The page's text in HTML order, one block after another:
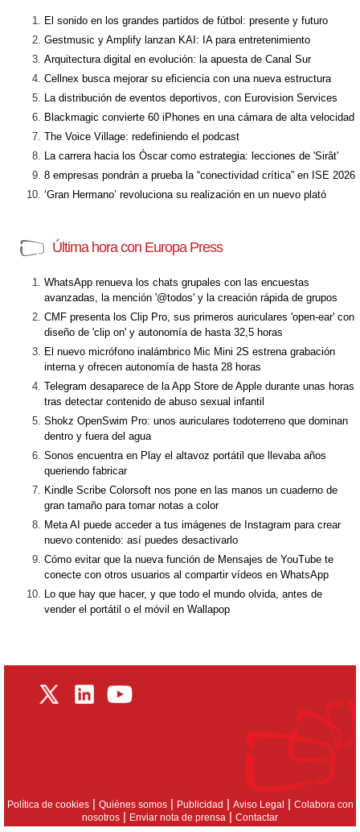
El sonido en los grandes partidos de fútbol: presente y futuro
Gestmusic y Amplify lanzan KAI: IA para entretenimiento
Arquitectura digital en evolución: la apuesta de Canal Sur
Cellnex busca mejorar su eficiencia con una nueva estructura
La distribución de eventos deportivos, con Eurovision Services
Blackmagic convierte 60 iPhones en una cámara de alta velocidad
The Voice Village: redefiniendo el podcast
La carrera hacia los Óscar como estrategia: lecciones de 'Sirât'
8 empresas pondrán a prueba la “conectividad crítica” en ISE 2026
‘Gran Hermano’ revoluciona su realización en un nuevo plató
Última hora con Europa Press
WhatsApp renueva los chats grupales con las encuestas
avanzadas, la mención '@todos' y la creación rápida de grupos
CMF presenta los Clip Pro, sus primeros auriculares 'open-ear' con
diseño de 'clip on' y autonomía de hasta 32,5 horas
El nuevo micrófono inalámbrico Mic Mini 2S estrena grabación
interna y ofrecen autonomía de hasta 28 horas
Telegram desaparece de la App Store de Apple durante unas horas
tras detectar contenido de abuso sexual infantil
Shokz OpenSwim Pro: unos auriculares todoterreno que dominan
dentro y fuera del agua
Sonos encuentra en Play el altavoz portátil que llevaba años
queriendo fabricar
Kindle Scribe Colorsoft nos pone en las manos un cuaderno de
gran tamaño para tomar notas a color
Meta AI puede acceder a tus imágenes de Instagram para crear
nuevo contenido: así puedes desactivarlo
Cómo evitar que la nueva función de Mensajes de YouTube te
conecte con otros usuarios al compartir vídeos en WhatsApp
Lo que hay que hacer, y que todo el mundo olvida, antes de
vender el portátil o el móvil en Wallapop
Política de cookies| Quiénes somos| Publicidad | Aviso Legal | Colabora con
nosotros | Enviar nota de prensa | Contactar